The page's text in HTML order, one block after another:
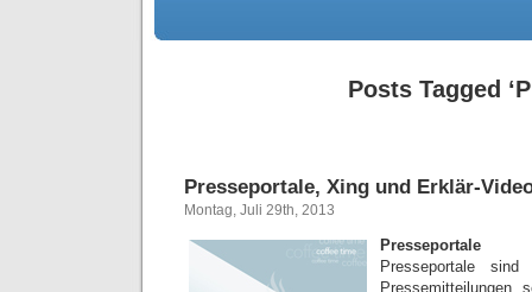
Posts Tagged
Presseportale, Xing und Erklär-
Montag, Juli 29th, 2013
Presseportale
Presseportale